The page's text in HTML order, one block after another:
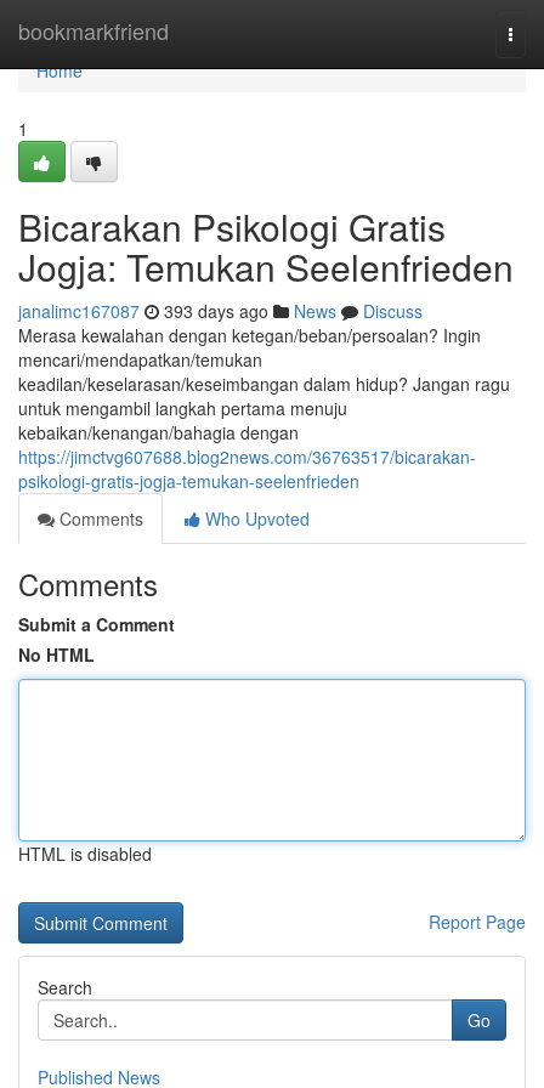
bookmarkfriend
Home
Home
1
Bicarakan Psikologi Gratis
Jogja: Temukan Seelenfrieden
janalimc167087 393 days ago News
Discuss
Merasa kewalahan dengan ketegan/beban/persoalan? Ingin
mencari/mendapatkan/temukan
keadilan/keselarasan/keseimbangan dalam hidup? Jangan ragu
untuk mengambil langkah pertama menuju
kebaikan/kenangan/bahagia dengan
https://jimctvg607688.blog2news.com/36763517/bicarakan-
psikologi-gratis-jogja-temukan-seelenfrieden
Comments
Who Upvoted
Comments
Submit a Comment
No HTML
HTML is disabled
Report Page
Search
Go
Published News